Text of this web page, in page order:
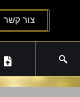
צור קשר